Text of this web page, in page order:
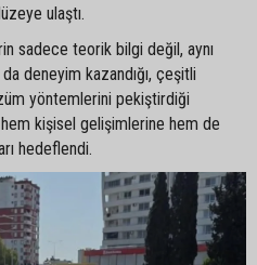
ulaştı.
sadece teorik bilgi değil, aynı
deneyim kazandığı, çeşitli
yöntemlerini pekiştirdiği
kişisel gelişimlerine hem de
hedeflendi.